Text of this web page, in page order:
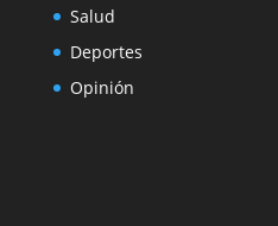
Salud
Deportes
Opinión